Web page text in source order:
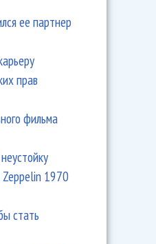
ее партнер
прав
фильма
Zeppelin 1970
стать